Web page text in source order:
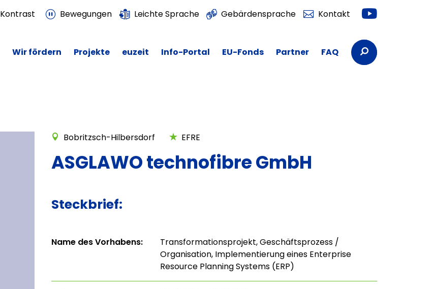
Kontrast Bewegungen Leichte Sprache Gebärdensprache Kontakt Youtube
Wir fördern Projekte euzeit Info-Portal EU-Fonds Partner FAQ Suchbegriffe
Bobritzsch-Hilbersdorf EFRE
ASGLAWO technofibre GmbH
Steckbrief:
Name des Vorhabens:
Transformationsprojekt, Geschäftsprozess /
Organisation, Implementierung eines Enterprise
Resource Planning Systems (ERP)